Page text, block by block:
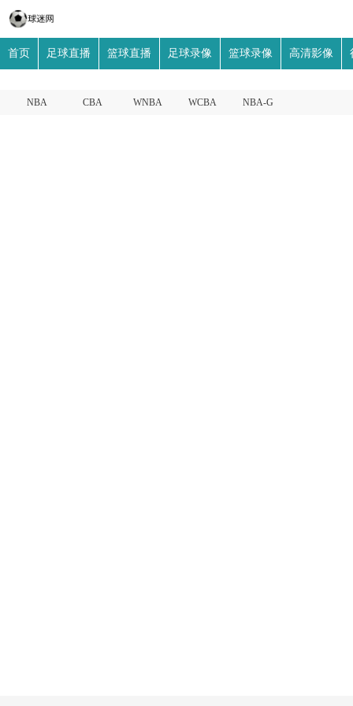
首页 足球直播 篮球直播 足球录像 篮球录像 高清影像
NBA CBA WNBA WCBA NBA-G